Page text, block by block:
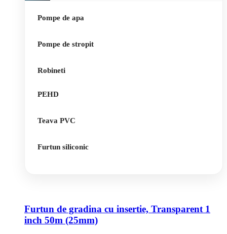
Pompe de apa
Pompe de stropit
Robineti
PEHD
Teava PVC
Furtun siliconic
Furtun de gradina cu insertie, Transparent 1
inch 50m (25mm)